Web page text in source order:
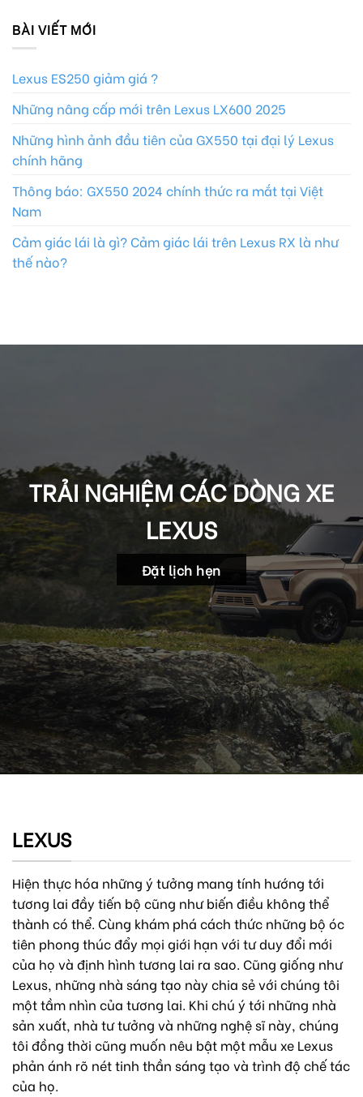
BÀI VIẾT MỚI
Lexus ES250 giảm giá ?
Những nâng cấp mới trên Lexus LX600 2025
Những hình ảnh đầu tiên của GX550 tại đại lý Lexus
chính hãng
Thông báo: GX550 2024 chính thức ra mắt tại Việt
Nam
Cảm giác lái là gì? Cảm giác lái trên Lexus RX là như
thế nào?
TRẢI NGHIỆM CÁC DÒNG XE
LEXUS
Đặt lịch hẹn
LEXUS
Hiện thực hóa những ý tưởng mang tính hướng tới
tương lai đầy tiến bộ cũng như biến điều không thể
thành có thể. Cùng khám phá cách thức những bộ óc
tiên phong thúc đẩy mọi giới hạn với tư duy đổi mới
của họ và định hình tương lai ra sao. Cũng giống như
Lexus, những nhà sáng tạo này chia sẻ với chúng tôi
một tầm nhìn của tương lai. Khi chú ý tới những nhà
sản xuất, nhà tư tưởng và những nghệ sĩ này, chúng
tôi đồng thời cũng muốn nêu bật một mẫu xe Lexus
phản ánh rõ nét tinh thần sáng tạo và trình độ chế tác
của họ.